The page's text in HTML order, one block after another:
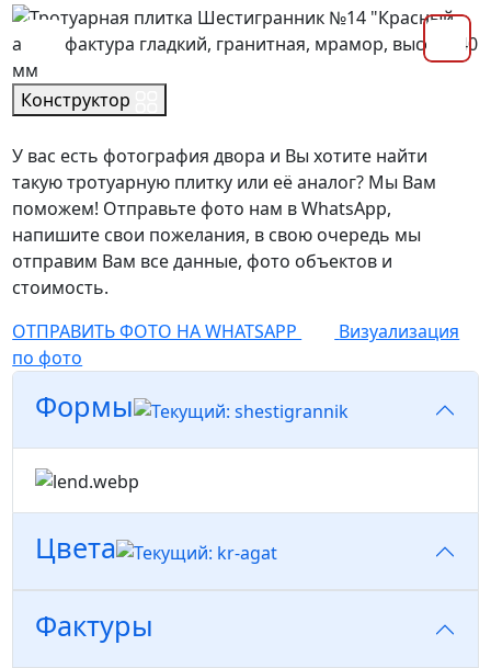
Конструктор
У вас есть фотография двора и Вы хотите найти
такую тротуарную плитку или её аналог? Мы Вам
поможем! Отправьте фото нам в WhatsApp,
напишите свои пожелания, в свою очередь мы
отправим Вам все данные, фото объектов и
стоимость.
ОТПРАВИТЬ ФОТО НА WHATSAPP
Визуализация
по фото
Формы
Цвета
Фактуры